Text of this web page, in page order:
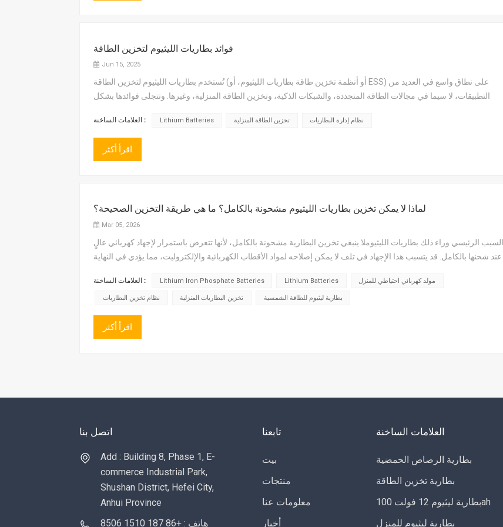
فوائد بطاريات الليثيوم لتخزين الطاقة
Jun 15, 2025
تُستخدم بطاريات الليثيوم لتخزين الطاقة (أو أنظمة تخزين طاقة بطاريات الليثيوم، أو ESS) على نطاق واسع في العديد من
التطبيقات، لا سيما في مجالات الطاقة المتجددة، والشبكات الذكية، وتخزين الطاقة المنزلية، وغيرها. وتتجلى فوائدها بشكل
العلامات الساخنة : Lithium Batteries تخزين الطاقة المنزلية نظام إدارة البطاريات
اقرأ أكثر
لماذا لا يمكن تخزين بطاريات الليثيوم مشحونة بالكامل؟ ما هي طريقة التخزين الصحيحة؟
Mar 05, 2026
السبب الرئيسي وراء ذلك بطاريات الليثيوملا ينبغي تخزين البطارية مشحونة بالكامل، لأنها تتعرض باستمرار لإجهاد كهربائي عالٍ
عند شحنها بالكامل. قد يتسبب هذا الإجهاد في تلف لا يمكن إصلاحه لمواد الأقطاب الكهربائية والإلكتروليت، مما يؤدي في النهاية
العلامات الساخنة : Lithium Iron Phosphate Batteries Lithium Batteries مولد كهربائي احتياطي للمنزل
نظام تخزين البطاريات تخزين البطاريات المنزلية بطارية ليثيوم للطاقة الشمسية
اقرأ أكثر
اتصل بنا
Add : Building 8, Phase 1, E-
commerce Industrial Park,
Shushan District, Hefei City,
Anhui Province
هاتف : +86 187 1510 8506
تابعنا
بيت
منتجات
معلومات عنا
أخبار
العلامات الساخنة
بطارية الرصاص الحمضية
بطارية تخزين الطاقة
بطارية ليثيوم 12 فولت 100ah
بطارية ليثيوم للمنزل